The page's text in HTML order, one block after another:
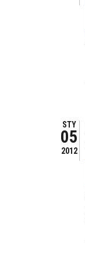
STY
05
2012